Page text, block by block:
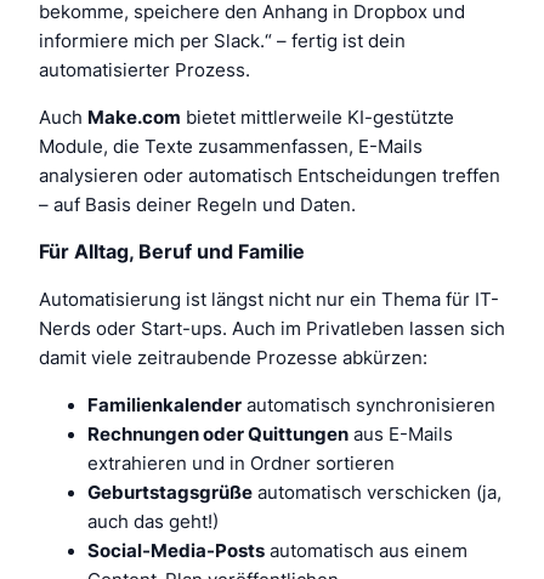
bekomme, speichere den Anhang in Dropbox und
informiere mich per Slack.“ – fertig ist dein
automatisierter Prozess.
Auch Make.com bietet mittlerweile KI-gestützte
Module, die Texte zusammenfassen, E-Mails
analysieren oder automatisch Entscheidungen treffen
– auf Basis deiner Regeln und Daten.
Für Alltag, Beruf und Familie
Automatisierung ist längst nicht nur ein Thema für IT-
Nerds oder Start-ups. Auch im Privatleben lassen sich
damit viele zeitraubende Prozesse abkürzen:
Familienkalender automatisch synchronisieren
Rechnungen oder Quittungen aus E-Mails
extrahieren und in Ordner sortieren
Geburtstagsgrüße automatisch verschicken (ja,
auch das geht!)
Social-Media-Posts automatisch aus einem